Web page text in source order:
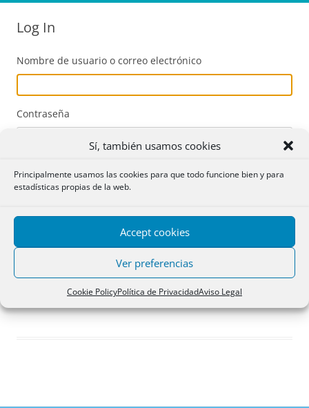
Sí, también usamos cookies
Principalmente usamos las cookies para que todo funcione bien y para
estadísticas propias de la web.
Accept cookies
Ver preferencias
Cookie PolicyPolítica de PrivacidadAviso Legal
Log In
Nombre de usuario o correo electrónico
Contraseña
Acceder
Registro
¿Has olvidado tu contraseña?